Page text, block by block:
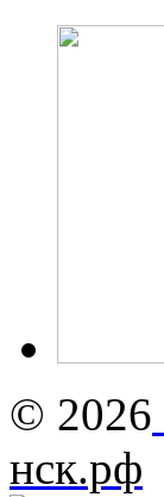
© 2026
нск.рф